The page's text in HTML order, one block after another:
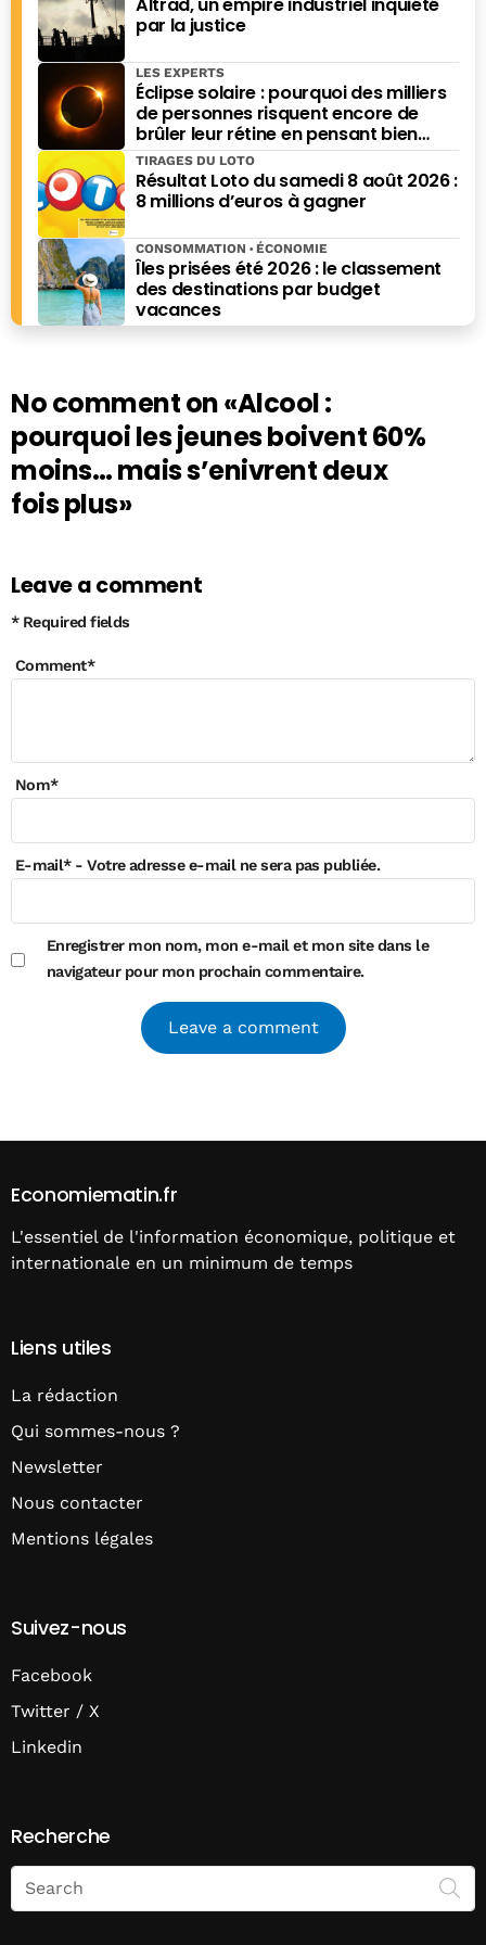
économique surSud Radiode 2016 à 2018, Il a également
présenté le « Mag de l’Eco » sur
« Questions au saut du lit » toujours surRTL, jusqu’en
septembre 2021. Jean-Baptiste Giraud est également
l'auteur de nombreux ouvrages, dont « Dernière crise
avant l’Apocalypse », paru chez Ring en 2021, mais aussi
"Les grands esprits ont toujours tort", "Pourquoi les
rayures ont-elles des zèbres", "Pourquoi les bois ont-ils
des cerfs", "Histoires bêtes" (Editions du Moment) ou
encore du " Guide des bécébranchés" (L'Archipel).
Altrad, un empire industriel inquiété
par la justice
Éclipse solaire : pourquoi des milliers
de personnes risquent encore de
brûler leur rétine en pensant bien
faire
LES EXPERTS
Résultat Loto du samedi 8 août 2026 :
8 millions d’euros à gagner
TIRAGES DU LOTO
Îles prisées été 2026 : le classement
des destinations par budget
vacances
CONSOMMATION ÉCONOMIE
No comment on«Alcool :
pourquoi les jeunes boivent 60%
moins… mais s’enivrent deux
fois plus»
Leave a comment
* Required fields
Comment*
Nom*
E-mail*- Votre adresse e-mail ne sera pas publiée.
Enregistrer mon nom, mon e-mail et mon site dans le
navigateur pour mon prochain commentaire.
Economiematin.fr
L'essentiel de l'information économique, politique et
internationale en un minimum de temps
Liens utiles
La rédaction
Qui sommes-nous ?
Newsletter
Nous contacter
Mentions légales
Suivez-nous
Facebook
Twitter / X
Linkedin
Recherche
Search
on
Economie